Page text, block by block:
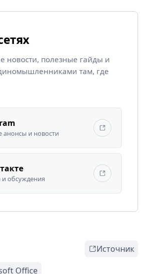
новости, полезные гайды и
там, где
анонсы и новости
и обсуждения
Источник